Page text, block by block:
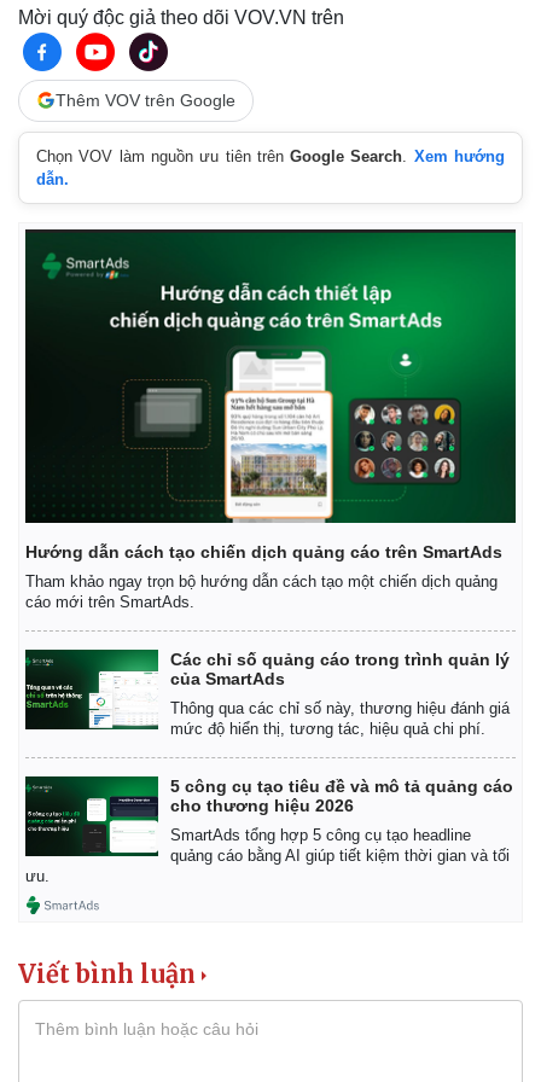
Mời quý độc giả theo dõi VOV.VN trên
Thêm VOV trên Google
Chọn VOV làm nguồn ưu tiên trênGoogle Search
Xem hướng
dẫn.
Hướng dẫn cách tạo chiến dịch quảng cáo trên SmartAds
Tham khảo ngay trọn bộ hướng dẫn cách tạo một chiến dịch quảng
cáo mới trên SmartAds.
Các chỉ số quảng cáo trong trình quản lý
của SmartAds
Thông qua các chỉ số này, thương hiệu đánh giá
mức độ hiển thị, tương tác, hiệu quả chi phí.
5 công cụ tạo tiêu đề và mô tả quảng cáo
cho thương hiệu 2026
SmartAds tổng hợp 5 công cụ tạo headline
quảng cáo bằng AI giúp tiết kiệm thời gian và tối
ưu.
Viết bình luận